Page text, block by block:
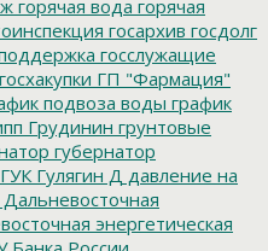
горячая вода горячая
госархив госдолг
госслужащие
госхакупки ГП "Фармация"
подвоза воды график
Грудинин грунтовые
губернатор
ГУК Гулягин Д давление на
Дальневосточная
энергетическая